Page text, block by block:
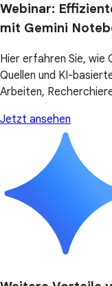
Webinar:
mit Gemini
Hier erfahren Sie, wie
Quellen und KI-
Arbeiten,
Jetzt ansehen